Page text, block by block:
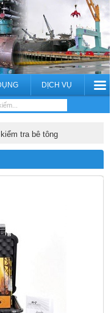
DỊCH VỤ
tra bê tông